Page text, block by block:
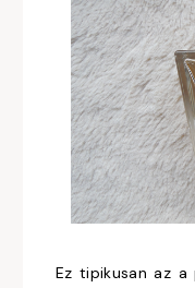
Ez tipikusan az